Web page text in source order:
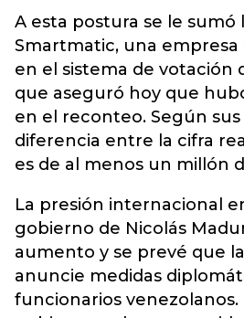
A esta postura se le sumó
Smartmatic, una empresa
en el sistema de votación
que aseguró hoy que
en el reconteo. Según sus
diferencia entre la cifra
es de al menos un millón
La presión internacional
gobierno de Nicolás
aumento y se prevé que
anuncie medidas
funcionarios venezolanos.